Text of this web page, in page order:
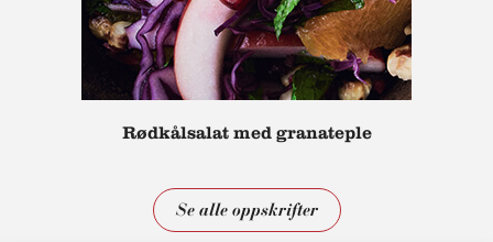
Rødkålsalat med granateple
Se alle oppskrifter